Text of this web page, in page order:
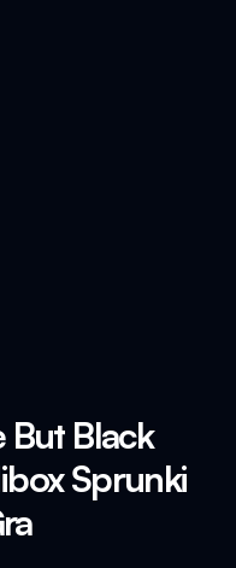
But Black
Sprunki